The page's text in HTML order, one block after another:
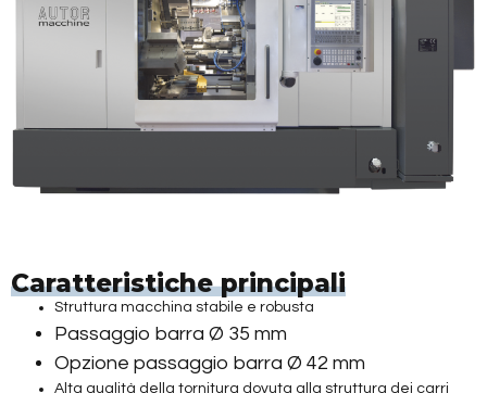
Caratteristiche principali
Struttura macchina stabile e robusta
Passaggio barra Ø 35 mm
Opzione passaggio barra Ø 42 mm
Alta qualità della tornitura dovuta alla struttura dei carri